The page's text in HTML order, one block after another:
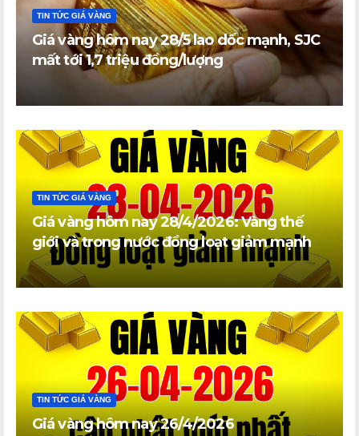
TIN TỨC GIÁ VÀNG
Giá vàng hôm nay 28/5 lao dốc mạnh, SJC
mất tới 1,7 triệu đồng/lượng
TIN TỨC GIÁ VÀNG
Giá vàng hôm nay 28/4/2026: Vàng thế
giới và trong nước đồng loạt giảm mạnh
TIN TỨC GIÁ VÀNG
Giá vàng hôm nay 26/4/2026